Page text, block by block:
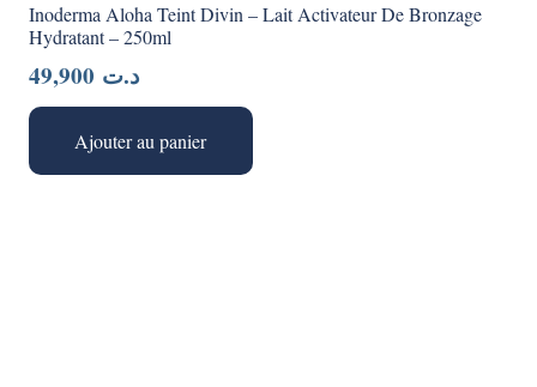
Inoderma Aloha Teint Divin – Lait Activateur De Bronzage
Hydratant – 250ml
د.ت
Ajouter au panier